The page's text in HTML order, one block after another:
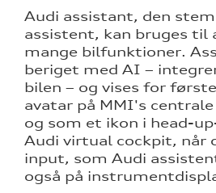
Audi assistant, den
assistent, kan bruges til
mange bilfunktioner.
beriget med AI –
bilen – og vises for
avatar på MMI's
og som et ikon i head-
Audi virtual cockpit, når
input, som Audi
også på